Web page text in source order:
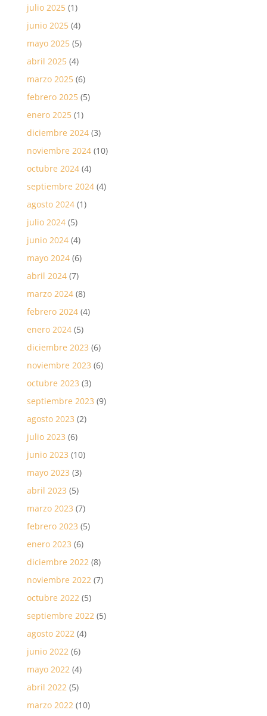
julio 2025(1)
junio 2025(4)
mayo 2025(5)
abril 2025(4)
marzo 2025(6)
febrero 2025(5)
enero 2025(1)
diciembre 2024(3)
noviembre 2024(10)
octubre 2024(4)
septiembre 2024(4)
agosto 2024(1)
julio 2024(5)
junio 2024(4)
mayo 2024(6)
abril 2024(7)
marzo 2024(8)
febrero 2024(4)
enero 2024(5)
diciembre 2023 (6)
noviembre 2023 (6)
octubre 2023 (3)
septiembre 2023 (9)
agosto 2023 (2)
julio 2023 (6)
junio 2023 (10)
mayo 2023 (3)
abril 2023 (5)
marzo 2023 (7)
febrero 2023 (5)
enero 2023 (6)
diciembre 2022(8)
noviembre 2022(7)
octubre 2022(5)
septiembre 2022(5)
agosto 2022(4)
junio 2022(6)
mayo 2022(4)
abril 2022(5)
marzo 2022(10)